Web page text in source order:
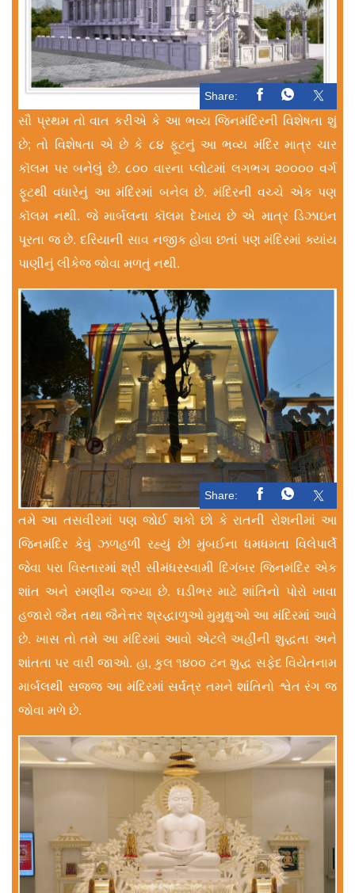
Share:
સૌ પ્રથમ તો વાત કરીએ કે આ ભવ્ય જિનમંદિરની વિશેષતા શું
છે; તો વિશેષતા એ છે કે ૮૪ ફૂટનું આ ભવ્ય મંદિર માત્ર ચાર
કૉલમ પર બનેલું છે. ૮૦૦ વારના પ્લોટમાં લગભગ ૨૦૦૦૦ વર્ગ
ફૂટથી વધારેનું આ મંદિરમાં બનેલ છે. મંદિરની વચ્ચે એક પણ
કૉલમ નથી. જે માર્બલના કૉલમ દેખાય છે એ માત્ર ડિઝાઇન
પૂરતા જ છે. દરિયાની સાવ નજીક હોવા છતાં પણ મંદિરમાં ક્યાંય
પાણીનું લીકેજ જોવા મળતું નથી.
Share:
તમે આ તસવીરમાં પણ જોઈ શકો છો કે રાતની રોશનીમાં આ
જિનમંદિર કેવું ઝળહળી રહ્યું છે! મુંબઈના ધમધમતા વિલેપાર્લે
જેવા પરા વિસ્તારમાં શ્રી સીમંધરસ્વામી દિગંબર જિનમંદિર એક
શાંત અને રમણીય જગ્યા છે. ઘડીભર માટે શાંતિનો પોરો ખાવા
હજારો જૈન તથા જૈનેત્તર શ્રદ્ધાળુઓ મુમુક્ષુઓ આ મંદિરમાં આવે
છે. ખાસ તો તમે આ મંદિરમાં આવો એટલે અહીંની શુદ્ધતા અને
શાંતતા પર વારી જાઓ. હા, કુલ ૧૪૦૦ ટન શુદ્ધ સફેદ વિયેતનામ
માર્બલથી સજ્જ આ મંદિરમાં સર્વત્ર તમને શાંતિનો શ્વેત રંગ જ
જોવા મળે છે.